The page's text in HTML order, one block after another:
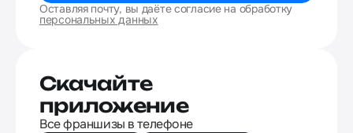
Оставляя почту, вы даёте согласие на обработку
персональных данных
Скачайте
приложение
Все франшизы в телефоне